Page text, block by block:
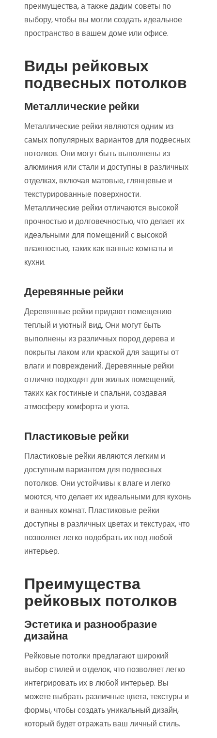
преимущества, а также дадим советы по
выбору, чтобы вы могли создать идеальное
пространство в вашем доме или офисе.
Виды рейковых
подвесных потолков
Металлические рейки
Металлические рейки являются одним из
самых популярных вариантов для подвесных
потолков. Они могут быть выполнены из
алюминия или стали и доступны в различных
отделках, включая матовые, глянцевые и
текстурированные поверхности.
Металлические рейки отличаются высокой
прочностью и долговечностью, что делает их
идеальными для помещений с высокой
влажностью, таких как ванные комнаты и
кухни.
Деревянные рейки
Деревянные рейки придают помещению
теплый и уютный вид. Они могут быть
выполнены из различных пород дерева и
покрыты лаком или краской для защиты от
влаги и повреждений. Деревянные рейки
отлично подходят для жилых помещений,
таких как гостиные и спальни, создавая
атмосферу комфорта и уюта.
Пластиковые рейки
Пластиковые рейки являются легким и
доступным вариантом для подвесных
потолков. Они устойчивы к влаге и легко
моются, что делает их идеальными для кухонь
и ванных комнат. Пластиковые рейки
доступны в различных цветах и текстурах, что
позволяет легко подобрать их под любой
интерьер.
Преимущества
рейковых потолков
Эстетика и разнообразие
дизайна
Рейковые потолки предлагают широкий
выбор стилей и отделок, что позволяет легко
интегрировать их в любой интерьер. Вы
можете выбрать различные цвета, текстуры и
формы, чтобы создать уникальный дизайн,
который будет отражать ваш личный стиль.